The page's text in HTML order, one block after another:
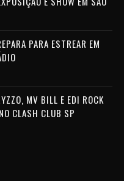
PARA ESTREAR EM
MV BILL E EDI ROCK
CLASH CLUB SP